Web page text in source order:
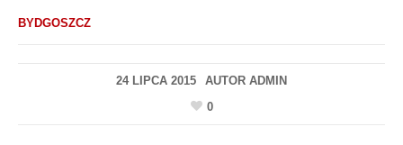
BYDGOSZCZ
24 LIPCA 2015 AUTOR ADMIN
0